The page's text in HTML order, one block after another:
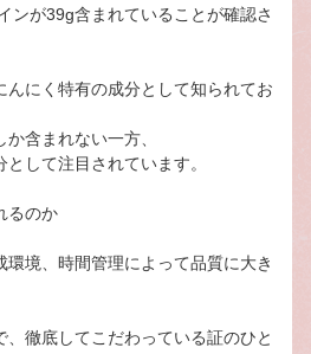
ンが39g含まれていることが確認さ
んにく特有の成分として知られてお
含まれない一方、
して注目されています。
るのか
境、時間管理によって品質に大き
、徹底してこだわっている証のひと